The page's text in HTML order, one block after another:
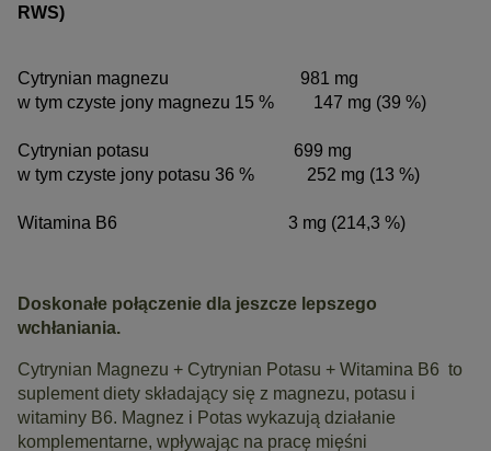
RWS)
Cytrynian magnezu 981 mg
w tym czyste jony magnezu 15 % 147 mg (39 %)
Cytrynian potasu 699 mg
w tym czyste jony potasu 36 % 252 mg (13 %)
Witamina B6 3 mg (214,3 %)
Doskonałe połączenie dla jeszcze lepszego
wchłaniania.
Cytrynian Magnezu + Cytrynian Potasu + Witamina B6 to
suplement diety składający się z magnezu, potasu i
witaminy B6. Magnez i Potas wykazują działanie
komplementarne, wpływając na pracę mięśni